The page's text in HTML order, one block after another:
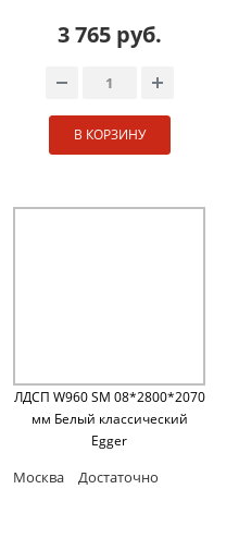
3 765 руб.
В КОРЗИНУ
ЛДСП W960 SM 08*2800*2070
мм Белый классический
Egger
Москва Достаточно